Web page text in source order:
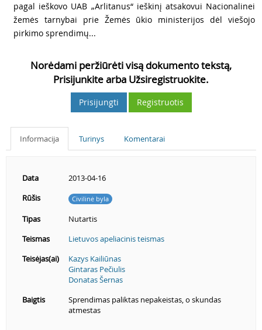
pagal ieškovo UAB „Arlitanus“ ieškinį atsakovui Nacionalinei
žemės tarnybai prie Žemės ūkio ministerijos dėl viešojo
pirkimo sprendimų...
Norėdami peržiūrėti visą dokumento tekstą,
Prisijunkite arba Užsiregistruokite.
Prisijungti Registruotis
Informacija Turinys Komentarai
Data
2013-04-16
Rūšis
Civilinė byla
Tipas
Nutartis
Teismas
Lietuvos apeliacinis teismas
Teisėjas(ai)
Kazys Kailiūnas
Gintaras Pečiulis
Donatas Šernas
Baigtis
Sprendimas paliktas nepakeistas, o skundas
atmestas